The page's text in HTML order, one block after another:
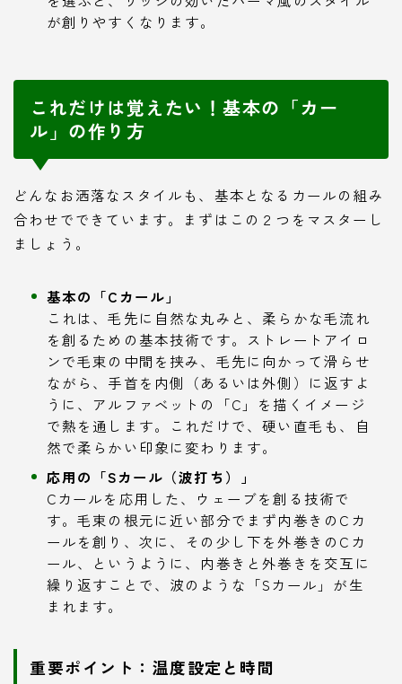
が創りやすくなります。
これだけは覚えたい！基本の「カー
ル」の作り方
どんなお洒落なスタイルも、基本となるカールの組み
合わせでできています。まずはこの２つをマスターし
ましょう。
基本の「Cカール」
これは、毛先に自然な丸みと、柔らかな毛流れ
を創るための基本技術です。ストレートアイロ
ンで毛束の中間を挟み、毛先に向かって滑らせ
ながら、手首を内側（あるいは外側）に返すよ
うに、アルファベットの「C」を描くイメージ
で熱を通します。これだけで、硬い直毛も、自
然で柔らかい印象に変わります。
応用の「Sカール（波打ち）」
Cカールを応用した、ウェーブを創る技術で
す。毛束の根元に近い部分でまず内巻きのCカ
ールを創り、次に、その少し下を外巻きのCカ
ール、というように、内巻きと外巻きを交互に
繰り返すことで、波のような「Sカール」が生
まれます。
重要ポイント：温度設定と時間